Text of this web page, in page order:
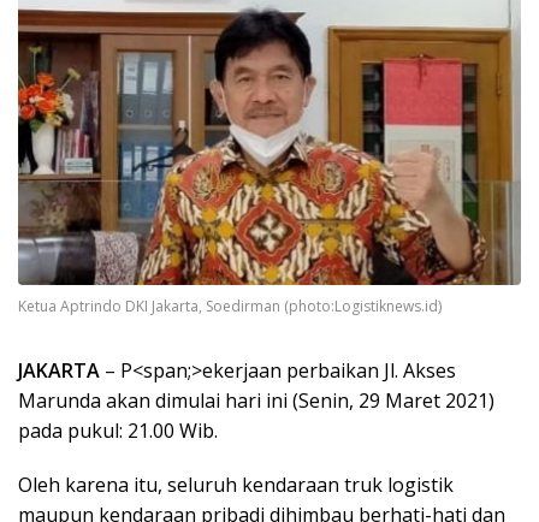
Ketua Aptrindo DKI Jakarta, Soedirman (photo:Logistiknews.id)
JAKARTA – P<span;>ekerjaan perbaikan Jl. Akses
Marunda akan dimulai hari ini (Senin, 29 Maret 2021)
pada pukul: 21.00 Wib.
Oleh karena itu, seluruh kendaraan truk logistik
maupun kendaraan pribadi dihimbau berhati-hati dan